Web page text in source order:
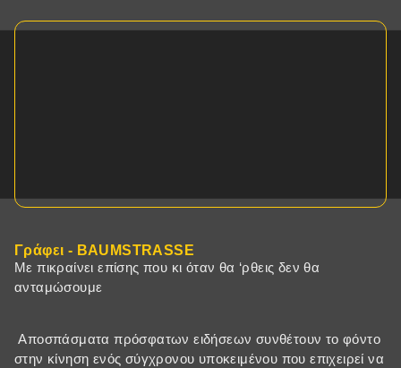
Γράφει - BAUMSTRASSE
Με πικραίνει επίσης που κι όταν θα ‘ρθεις δεν θα
ανταμώσουμε
Αποσπάσματα πρόσφατων ειδήσεων συνθέτουν το φόντο
στην κίνηση ενός σύγχρονου υποκειμένου που επιχειρεί να